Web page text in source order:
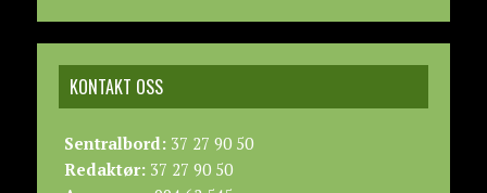
KONTAKT OSS
Sentralbord:37 27 90 50
Redaktør:37 27 90 50